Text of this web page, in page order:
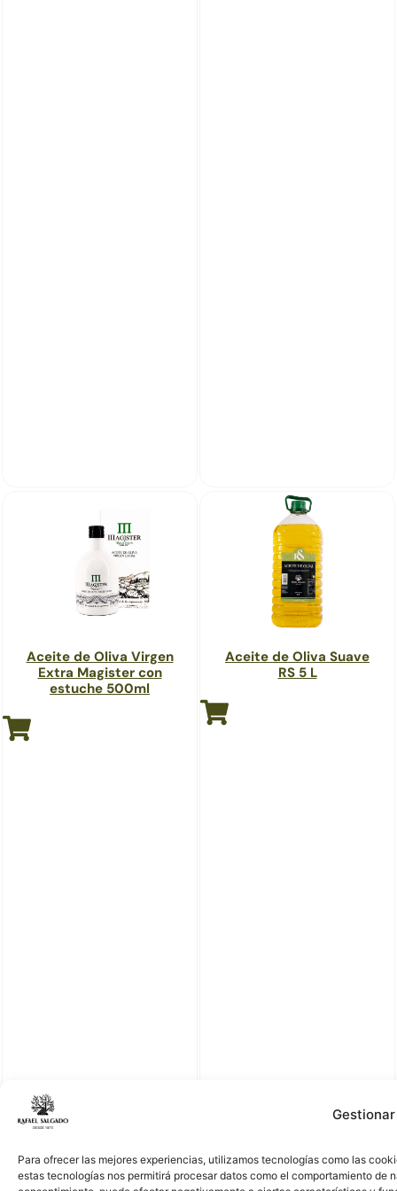
Para ofrecer las mejores experiencias, utilizamos tecnologías como las
estas tecnologías nos permitirá procesar datos como el comportamiento
Aceite de Oliva Virgen
Extra Magister con
estuche 500ml
Aceite de Oliva Suave
RS 5 L